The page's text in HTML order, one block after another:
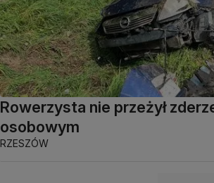
Rowerzysta nie przeżył
osobowym
RZESZÓW